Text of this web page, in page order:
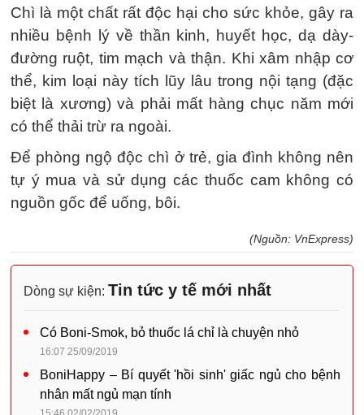
Chì là một chất rất độc hại cho sức khỏe, gây ra
nhiều bệnh lý về thần kinh, huyết học, dạ dày-
đường ruột, tim mạch và thận. Khi xâm nhập cơ
thể, kim loại này tích lũy lâu trong nội tạng (đặc
biệt là xương) và phải mất hàng chục năm mới
có thể thải trừ ra ngoài.
Để phòng ngộ độc chì ở trẻ, gia đình không nên
tự ý mua và sử dụng các thuốc cam không có
nguồn gốc để uống, bôi.
(Nguồn: VnExpress)
Dòng sự kiện: Tin tức y tế mới nhất
Có Boni-Smok, bỏ thuốc lá chỉ là chuyện nhỏ
16:07 25/09/2019
BoniHappy – Bí quyết 'hồi sinh' giấc ngủ cho bệnh
nhân mất ngủ mạn tính